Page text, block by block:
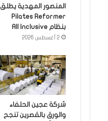
المنصور المهدية يطلق
Pilates Reformer
بنظام All Inclusive
2 أغسطس 2026
شركة عجين الحلفاء
والورق بالقصرين تنجح